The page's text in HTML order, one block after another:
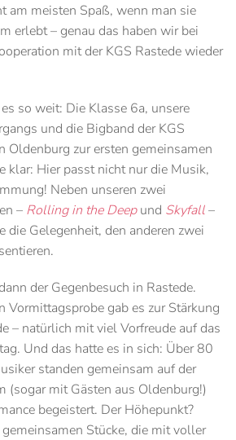
am meisten Spaß, wenn man sie
erlebt – genau das haben wir bei
mit der KGS Rastede wieder
so weit: Die Klasse 6a, unsere
und die Bigband der KGS
Oldenburg zur ersten gemeinsamen
klar: Hier passt nicht nur die Musik,
Neben unseren zwei
– Rolling in the Deepund Skyfall–
die Gelegenheit, den anderen zwei
der Gegenbesuch in Rastede.
Vormittagsprobe gab es zur Stärkung
– natürlich mit viel Vorfreude auf das
Und das hatte es in sich: Über 80
standen gemeinsam auf der
(sogar mit Gästen aus Oldenburg!)
begeistert. Der Höhepunkt?
Stücke, die mit voller